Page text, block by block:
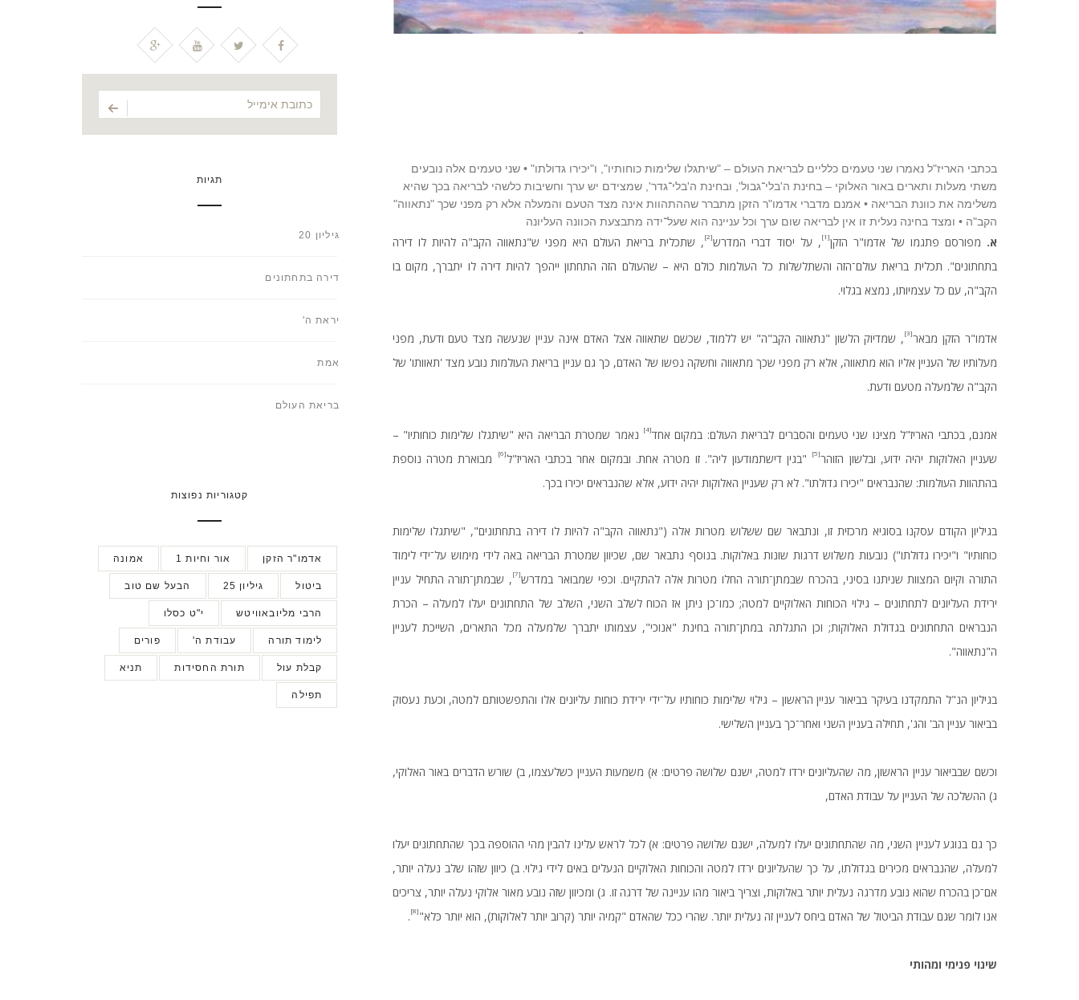
בכתבי האריז"ל נאמרו שני טעמים כלליים לבריאת העולם – "שיתגלו שלימות כוחותיו", ו"יכירו גדולתו" • שני טעמים אלה נובעים
משתי מעלות ותארים באור האלוקי – בחינת ה'בלי־גבול', ובחינת ה'בלי־גדר', שמצידם יש ערך וחשיבות כלשהי לבריאה בכך שהיא
משלימה את כוונת הבריאה • אמנם מדברי אדמו"ר הזקן מתברר שההתהוות אינה מצד הטעם והמעלה אלא רק מפני שכך "נתאווה"
הקב"ה • ומצד בחינה נעלית זו אין לבריאה שום ערך וכל עניינה הוא שעל־ידה מתבצעת הכוונה העליונה
א. מפורסם פתגמו של אדמו"ר הזקן[1] , על יסוד דברי המדרש[2]
, שתכלית בריאת העולם היא מפני ש"נתאווה הקב"ה להיות לו דירה
בתחתונים". תכלית בריאת עולם־הזה והשתלשלות כל העולמות כולם היא – שהעולם הזה התחתון ייהפך להיות דירה לו יתברך, מקום בו
הקב"ה, עם כל עצמיותו, נמצא בגלוי.
אדמו"ר הזקן מבאר[3]
, שמדיוק הלשון "נתאווה הקב"ה" יש ללמוד, שכשם שתאווה אצל האדם אינה עניין שנעשה מצד טעם ודעת, מפני
מעלותיו של העניין אליו הוא מתאווה, אלא רק מפני שכך מתאווה וחשקה נפשו של האדם, כך גם עניין בריאת העולמות נובע מצד 'תאוותו' של
הקב"ה שלמעלה מטעם ודעת.
אמנם, בכתבי האריז"ל מצינו שני טעמים והסברים לבריאת העולם: במקום אחד[4]
נאמר שמטרת הבריאה היא "שיתגלו שלימות כוחותיו" –
שעניין האלוקות יהיה ידוע, ובלשון הזוהר[5] "בגין דישתמודעון ליה". זו מטרה אחת. ובמקום אחר בכתבי האריז"ל[6]
מבוארת מטרה נוספת
בהתהוות העולמות: שהנבראים "יכירו גדולתו". לא רק שעניין האלוקות יהיה ידוע, אלא שהנבראים יכירו בכך.
בגיליון הקודם עסקנו בסוגיא מרכזית זו, ונתבאר שם ששלוש מטרות אלה ("נתאווה הקב"ה להיות לו דירה בתחתונים", "שיתגלו שלימות
כוחותיו" ו"יכירו גדולתו") נובעות משלוש דרגות שונות באלוקות. בנוסף נתבאר שם, שכיוון שמטרת הבריאה באה לידי מימוש על־ידי לימוד
התורה וקיום המצוות שניתנו בסיני, בהכרח שבמתן־תורה החלו מטרות אלה להתקיים. וכפי שמבואר במדרש[7]
, שבמתן־תורה התחיל עניין
ירידת העליונים לתחתונים – גילוי הכוחות האלוקיים למטה; כמו־כן ניתן אז הכוח לשלב השני, השלב של התחתונים יעלו למעלה – הכרת
הנבראים התחתונים בגדולת האלוקות; וכן התגלתה במתן־תורה בחינת "אנוכי", עצמותו יתברך שלמעלה מכל התארים, השייכת לעניין
ה"נתאווה".
בגיליון הנ"ל התמקדנו בעיקר בביאור עניין הראשון – גילוי שלימות כוחותיו על־ידי ירידת כוחות עליונים אלו והתפשטותם למטה, וכעת נעסוק
בביאור עניין הב' והג', תחילה בעניין השני ואחר־כך בעניין השלישי.
וכשם שבביאור עניין הראשון, מה שהעליונים ירדו למטה, ישנם שלושה פרטים: א) משמעות העניין כשלעצמו, ב) שורש הדברים באור האלוקי,
ג) ההשלכה של העניין על עבודת האדם,
כך גם בנוגע לעניין השני, מה שהתחתונים יעלו למעלה, ישנם שלושה פרטים: א) לכל לראש עלינו להבין מהי ההוספה בכך שהתחתונים יעלו
למעלה, שהנבראים מכירים בגדולתו, על כך שהעליונים ירדו למטה והכוחות האלוקיים הנעלים באים לידי גילוי. ב) כיוון שזהו שלב נעלה יותר,
אם־כן בהכרח שהוא נובע מדרגה נעלית יותר באלוקות, וצריך ביאור מהו עניינה של דרגה זו. ג) ומכיוון שזה נובע מאור אלוקי נעלה יותר, צריכים
אנו לומר שגם עבודת הביטול של האדם ביחס לעניין זה נעלית יותר. שהרי ככל שהאדם "קמיה יותר (קרוב יותר לאלוקות), הוא יותר כּלֹא" [8]
.
שינוי פנימי ומהותי
תגיות
גיליון 20
דירה בתחתונים
יראת ה'
אמת
בריאת העולם
קטגוריות נפוצות
אדמו"ר הזקן אור וחיות 1 אמונה
ביטול גיליון 25 הבעל שם טוב
הרבי מליובאוויטש י"ט כסלו
לימוד תורה עבודת ה' פורים
קבלת עול תורת החסידות תניא
תפילה